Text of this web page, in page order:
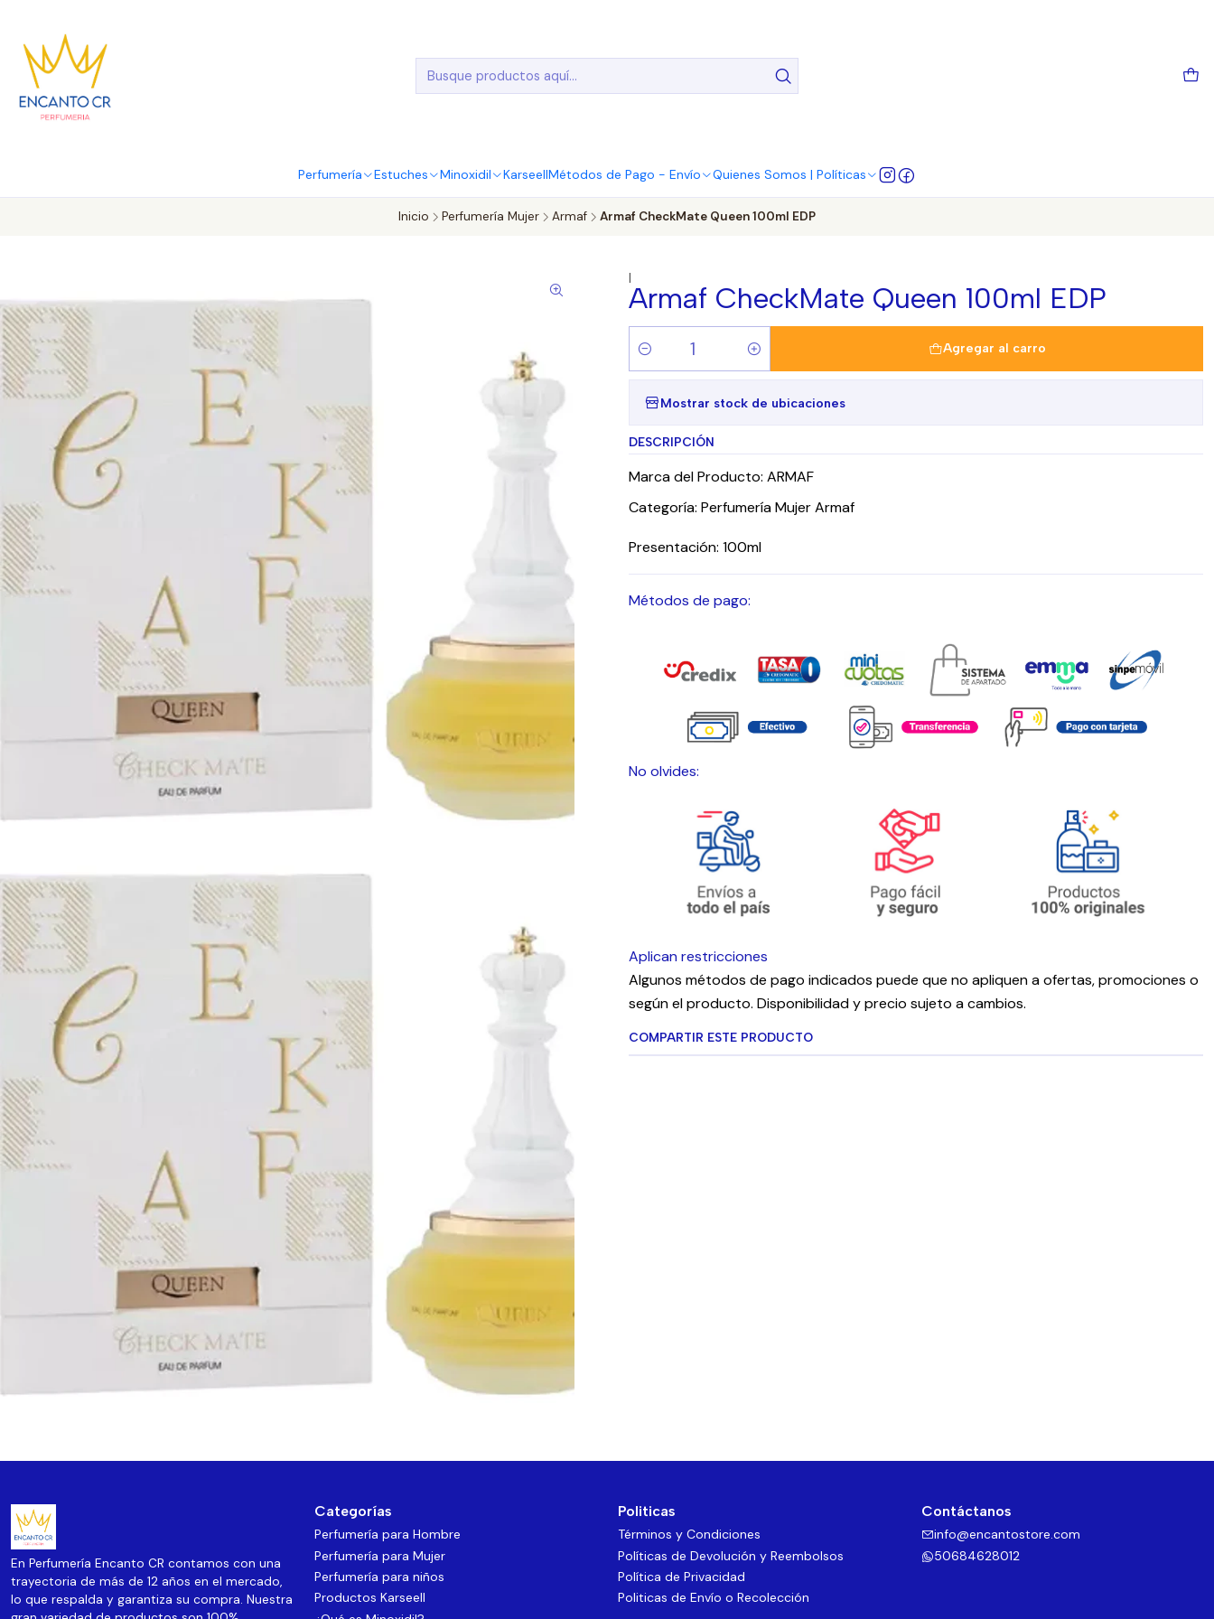
Perfumería Estuches Minoxidil KarseellMétodos de Pago - Envío Quienes Somos | Políticas
Inicio Perfumería Mujer Armaf Armaf CheckMate Queen 100ml EDP
|
Armaf CheckMate Queen 100ml EDP
Cantidad
Agregar al carro
Mostrar stock de ubicaciones
DESCRIPCIÓN
Marca del Producto: ARMAF
Categoría: Perfumería Mujer Armaf
Presentación: 100ml
Métodos de pago:
No olvides:
Aplican restricciones
Algunos métodos de pago indicados puede que no apliquen a ofertas, promociones o
según el producto. Disponibilidad y precio sujeto a cambios.
COMPARTIR ESTE PRODUCTO
En Perfumería Encanto CR contamos con una
trayectoria de más de 12 años en el mercado,
lo que respalda y garantiza su compra. Nuestra
Categorías
Perfumería para Hombre
Perfumería para Mujer
Perfumería para niños
Productos Karseell
Politicas
Términos y Condiciones
Políticas de Devolución y Reembolsos
Política de Privacidad
Politicas de Envío o Recolección
Contáctanos
info@encantostore.com
50684628012